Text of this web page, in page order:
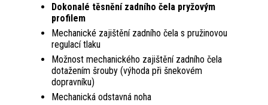
Dokonalé těsnění zadního čela pryžovým
profilem
Mechanické zajištění zadního čela s pružino­vou
regulací tlaku
Možnost mechanického zajištění zadního čela
dotažením šrouby (výhoda při šneko­vém
dopravníku)
Mechanická odstavná noha